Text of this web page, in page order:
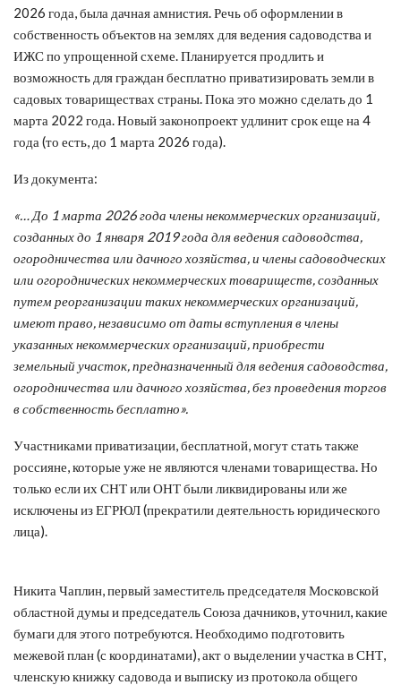
2026 года, была дачная амнистия. Речь об оформлении в
собственность объектов на землях для ведения садоводства и
ИЖС по упрощенной схеме. Планируется продлить и
возможность для граждан бесплатно приватизировать земли в
садовых товариществах страны. Пока это можно сделать до 1
марта 2022 года. Новый законопроект удлинит срок еще на 4
года (то есть, до 1 марта 2026 года).
Из документа:
«… До 1 марта 2026 года члены некоммерческих организаций,
созданных до 1 января 2019 года для ведения садоводства,
огородничества или дачного хозяйства, и члены садоводческих
или огороднических некоммерческих товариществ, созданных
путем реорганизации таких некоммерческих организаций,
имеют право, независимо от даты вступления в члены
указанных некоммерческих организаций, приобрести
земельный участок, предназначенный для ведения садоводства,
огородничества или дачного хозяйства, без проведения торгов
в собственность бесплатно».
Участниками приватизации, бесплатной, могут стать также
россияне, которые уже не являются членами товарищества. Но
только если их СНТ или ОНТ были ликвидированы или же
исключены из ЕГРЮЛ (прекратили деятельность юридического
лица).
Никита Чаплин, первый заместитель председателя Московской
областной думы и председатель Союза дачников, уточнил, какие
бумаги для этого потребуются. Необходимо подготовить
межевой план (с координатами), акт о выделении участка в СНТ,
членскую книжку садовода и выписку из протокола общего